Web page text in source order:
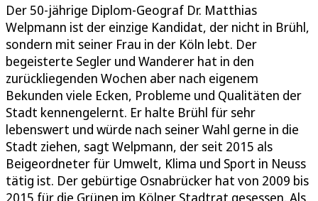
Der 50-jährige Diplom-Geograf Dr. Matthias
Welpmann ist der einzige Kandidat, der nicht in Brühl,
sondern mit seiner Frau in der Köln lebt. Der
begeisterte Segler und Wanderer hat in den
zurückliegenden Wochen aber nach eigenem
Bekunden viele Ecken, Probleme und Qualitäten der
Stadt kennengelernt. Er halte Brühl für sehr
lebenswert und würde nach seiner Wahl gerne in die
Stadt ziehen, sagt Welpmann, der seit 2015 als
Beigeordneter für Umwelt, Klima und Sport in Neuss
tätig ist. Der gebürtige Osnabrücker hat von 2009 bis
2015 für die Grünen im Kölner Stadtrat gesessen. Als